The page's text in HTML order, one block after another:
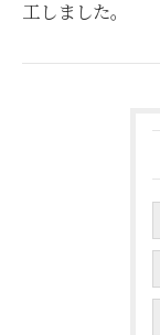
工しました。